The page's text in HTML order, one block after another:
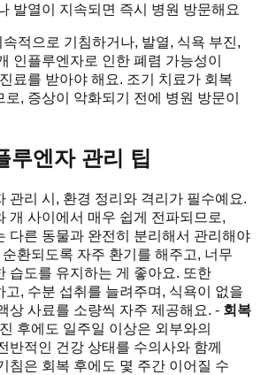
발열이 지속되면 즉시 병원 방문해요
적으로 기침하거나, 발열, 식욕 부진,
인플루엔자로 인한 폐렴 가능성이
료를 받아야 해요. 조기 치료가 회복
, 증상이 악화되기 전에 병원 방문이
루엔자 관리 팁
관리 시, 환경 정리와 격리가 필수예요.
개 사이에서 매우 쉽게 전파되므로,
다른 동물과 완전히 분리해서 관리해야
환되도록 자주 환기를 해주고, 너무
습도를 유지하는 게 좋아요. 또한
고, 수분 섭취를 늘려주며, 식욕이 없을
상 사료를 소량씩 자주 제공해요. - 회복
후에도 일주일 이상은 외부와의
반적인 건강 상태를 수의사와 함께
침은 회복 후에도 몇 주간 이어질 수